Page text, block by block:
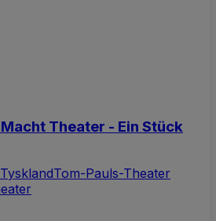
Theater - Ein Stück
Tom-Pauls-Theater